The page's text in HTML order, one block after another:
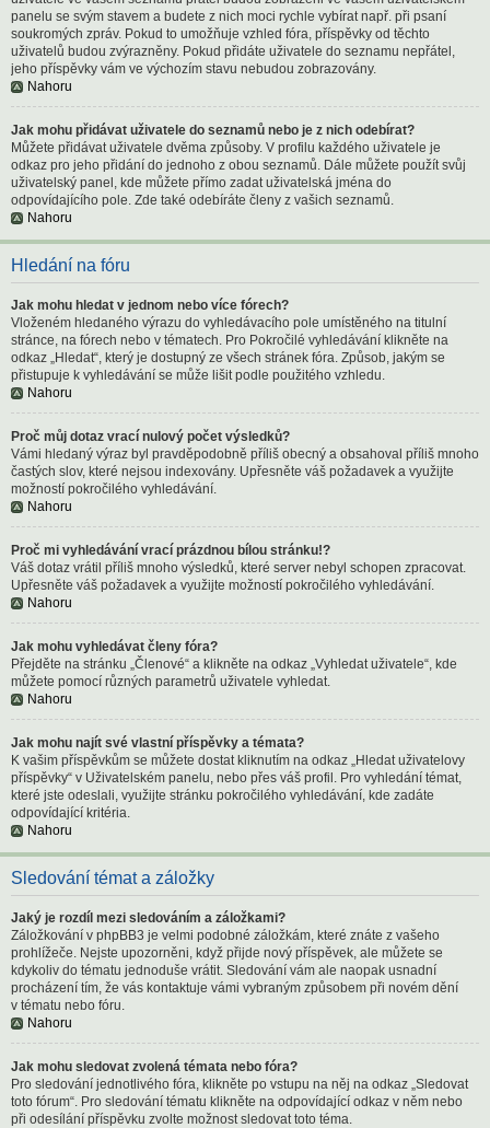
panelu se svým stavem a budete z nich moci rychle vybírat např. při psaní
soukromých zpráv. Pokud to umožňuje vzhled fóra, příspěvky od těchto
uživatelů budou zvýrazněny. Pokud přidáte uživatele do seznamu nepřátel,
jeho příspěvky vám ve výchozím stavu nebudou zobrazovány.
Nahoru
Jak mohu přidávat uživatele do seznamů nebo je z nich odebírat?
Můžete přidávat uživatele dvěma způsoby. V profilu každého uživatele je
odkaz pro jeho přidání do jednoho z obou seznamů. Dále můžete použít svůj
uživatelský panel, kde můžete přímo zadat uživatelská jména do
odpovídajícího pole. Zde také odebíráte členy z vašich seznamů.
Nahoru
Hledání na fóru
Jak mohu hledat v jednom nebo více fórech?
Vloženém hledaného výrazu do vyhledávacího pole umístěného na titulní
stránce, na fórech nebo v tématech. Pro Pokročilé vyhledávání klikněte na
odkaz „Hledat“, který je dostupný ze všech stránek fóra. Způsob, jakým se
přistupuje k vyhledávání se může lišit podle použitého vzhledu.
Nahoru
Proč můj dotaz vrací nulový počet výsledků?
Vámi hledaný výraz byl pravděpodobně příliš obecný a obsahoval příliš mnoho
častých slov, které nejsou indexovány. Upřesněte váš požadavek a využijte
možností pokročilého vyhledávání.
Nahoru
Proč mi vyhledávání vrací prázdnou bílou stránku!?
Váš dotaz vrátil příliš mnoho výsledků, které server nebyl schopen zpracovat.
Upřesněte váš požadavek a využijte možností pokročilého vyhledávání.
Nahoru
Jak mohu vyhledávat členy fóra?
Přejděte na stránku „Členové“ a klikněte na odkaz „Vyhledat uživatele“, kde
můžete pomocí různých parametrů uživatele vyhledat.
Nahoru
Jak mohu najít své vlastní příspěvky a témata?
K vašim příspěvkům se můžete dostat kliknutím na odkaz „Hledat uživatelovy
příspěvky“ v Uživatelském panelu, nebo přes váš profil. Pro vyhledání témat,
které jste odeslali, využijte stránku pokročilého vyhledávání, kde zadáte
odpovídající kritéria.
Nahoru
Sledování témat a záložky
Jaký je rozdíl mezi sledováním a záložkami?
Záložkování v phpBB3 je velmi podobné záložkám, které znáte z vašeho
prohlížeče. Nejste upozorněni, když přijde nový příspěvek, ale můžete se
kdykoliv do tématu jednoduše vrátit. Sledování vám ale naopak usnadní
procházení tím, že vás kontaktuje vámi vybraným způsobem při novém dění
v tématu nebo fóru.
Nahoru
Jak mohu sledovat zvolená témata nebo fóra?
Pro sledování jednotlivého fóra, klikněte po vstupu na něj na odkaz „Sledovat
toto fórum“. Pro sledování tématu klikněte na odpovídající odkaz v něm nebo
při odesílání příspěvku zvolte možnost sledovat toto téma.